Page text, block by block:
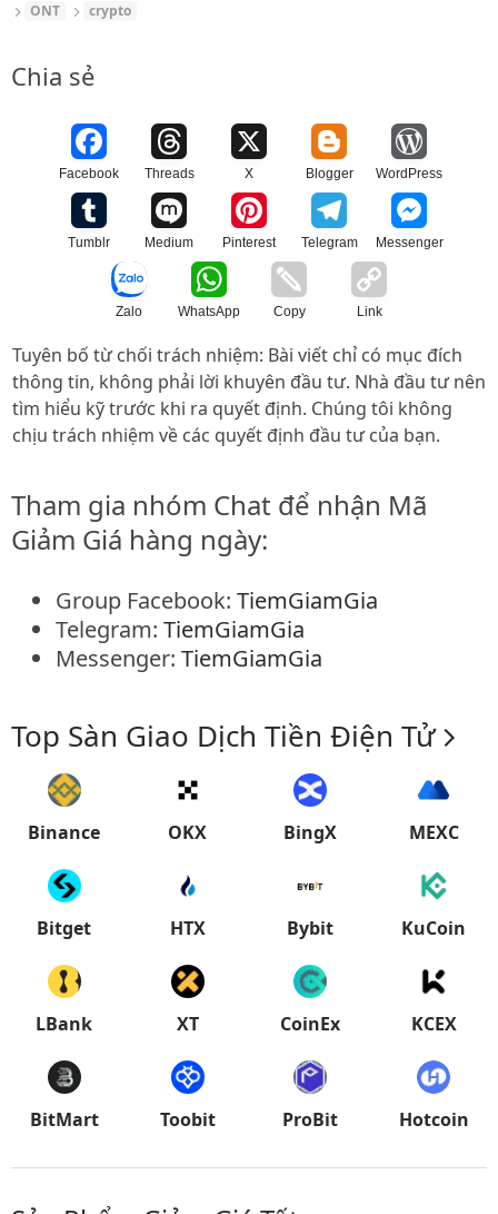
ONT crypto
Chia sẻ
Facebook Threads X Blogger WordPress
Tumblr Medium Pinterest Telegram Messenger
Zalo WhatsApp Copy Link
Tuyên bố từ chối trách nhiệm: Bài viết chỉ có mục đích
thông tin, không phải lời khuyên đầu tư. Nhà đầu tư nên
tìm hiểu kỹ trước khi ra quyết định. Chúng tôi không
chịu trách nhiệm về các quyết định đầu tư của bạn.
Tham gia nhóm Chat để nhận Mã
Giảm Giá hàng ngày:
Group Facebook: TiemGiamGia
Telegram: TiemGiamGia
Messenger: TiemGiamGia
Top Sàn Giao Dịch Tiền Điện Tử
Binance OKX BingX MEXC
Bitget HTX Bybit KuCoin
LBank XT CoinEx KCEX
BitMart Toobit ProBit Hotcoin